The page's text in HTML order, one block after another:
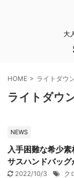
大
HOME > ライトダウ
ライトダウ
NEWS
入手困難な希少
サスハンドバッグ
2022/10/3 ク